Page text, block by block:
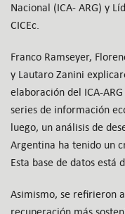
Nacional (ICA- ARG) y
CICEc.
Franco Ramseyer,
y Lautaro Zanini
elaboración del ICA-
series de información
luego, un análisis de
Argentina ha tenido un
Esta base de datos está
Asimismo, se refirieron